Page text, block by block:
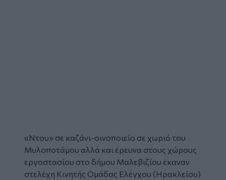
«Ντου» σε καζάνι-οινοποιείο σε χωριό του
Μυλοποτάμου αλλά και έρευνα στους χώρους
εργοστασίου στο δήμου Μαλεβιζίου έκαναν
στελέχη Κινητής Ομάδας Ελέγχου (Ηρακλείου)